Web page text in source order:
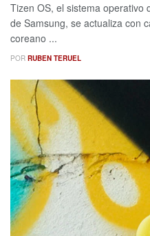
Tizen OS, el sistema operativo
de Samsung, se actualiza con
coreano ...
POR RUBEN TERUEL